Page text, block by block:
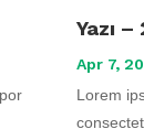
Yazı –
Apr 7,
Lorem